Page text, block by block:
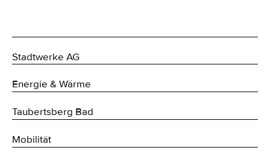
Stadtwerke AG
Energie & Wärme
Taubertsberg Bad
Mobilität